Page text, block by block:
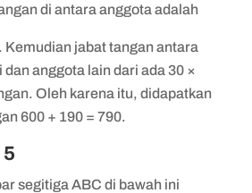
di antara anggota adalah
Kemudian jabat tangan antara
anggota lain dari ada 30 ×
Oleh karena itu, didapatkan
600 + 190 = 790.
segitiga ABC di bawah ini